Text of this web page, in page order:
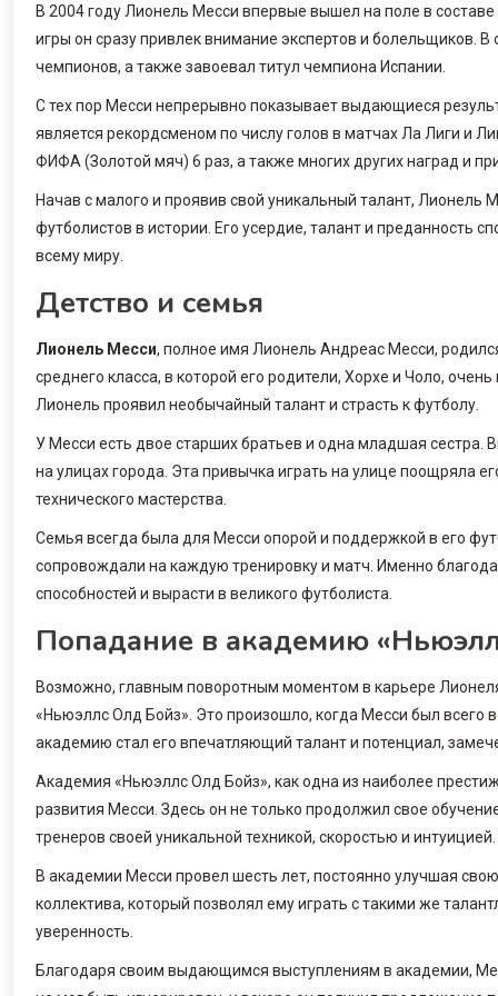
В 2004 году Лионель Месси впервые вышел на поле в
игры он сразу привлек внимание экспертов и болельщиков.
чемпионов, а также завоевал титул чемпиона Испании.
С тех пор Месси непрерывно показывает выдающиеся
является рекордсменом по числу голов в матчах Ла Лиги и
ФИФА (Золотой мяч) 6 раз, а также многих других наград и
Начав с малого и проявив свой уникальный талант, Лионель
футболистов в истории. Его усердие, талант и преданность
всему миру.
Детство и семья
Лионель Месси, полное имя Лионель Андреас Месси,
среднего класса, в которой его родители, Хорхе и Чоло,
Лионель проявил необычайный талант и страсть к футболу.
У Месси есть двое старших братьев и одна младшая сестра.
на улицах города. Эта привычка играть на улице поощряла
технического мастерства.
Семья всегда была для Месси опорой и поддержкой в его
сопровождали на каждую тренировку и матч. Именно
способностей и вырасти в великого футболиста.
Попадание в академию
Возможно, главным поворотным моментом в карьере
«Ньюэллс Олд Бойз». Это произошло, когда Месси был
академию стал его впечатляющий талант и потенциал,
Академия «Ньюэллс Олд Бойз», как одна из наиболее
развития Месси. Здесь он не только продолжил свое
тренеров своей уникальной техникой, скоростью и интуицией.
В академии Месси провел шесть лет, постоянно улучшая
коллектива, который позволял ему играть с такими же
уверенность.
Благодаря своим выдающимся выступлениям в академии,